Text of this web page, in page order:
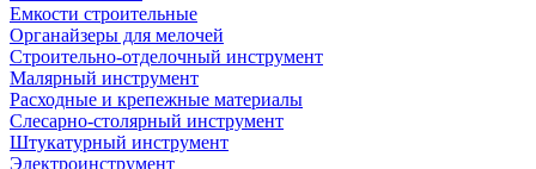
Емкости строительные
Органайзеры для мелочей
Строительно-отделочный инструмент
Малярный инструмент
Расходные и крепежные материалы
Слесарно-столярный инструмент
Штукатурный инструмент
Электроинструмент